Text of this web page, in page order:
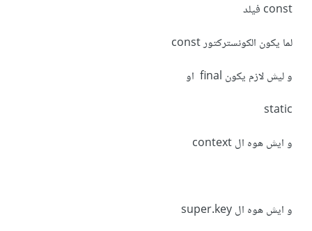
const فيلد
لما يكون الكونستركتور const
و ليش لازم يكون final او
static
و ايش هوه ال context
و ايش هوه ال super.key